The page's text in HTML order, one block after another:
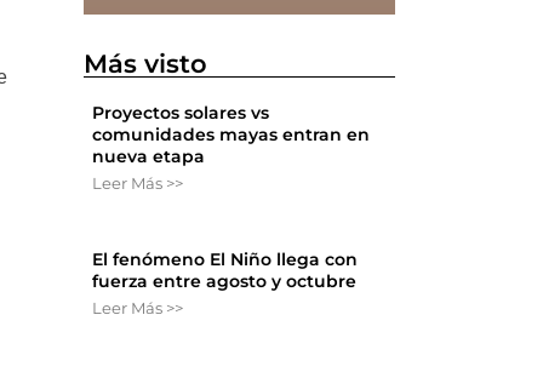
Más visto
Proyectos solares vs
comunidades mayas entran en
nueva etapa
Leer Más >>
El fenómeno El Niño llega con
fuerza entre agosto y octubre
Leer Más >>